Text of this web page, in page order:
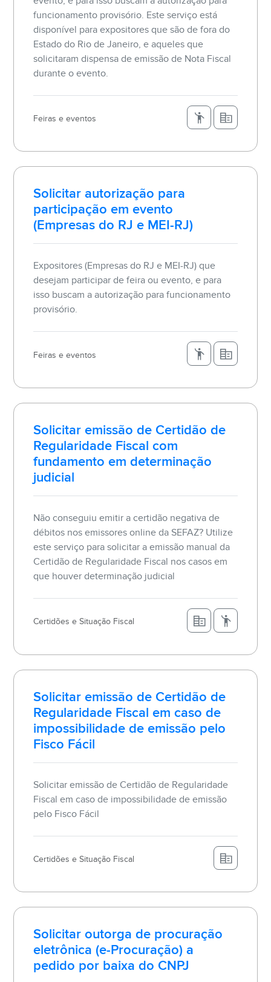
funcionamento provisório. Este serviço está
disponível para expositores que são de fora do
Estado do Rio de Janeiro, e aqueles que
solicitaram dispensa de emissão de Nota Fiscal
durante o evento.
Feiras e eventos
Solicitar autorização para
participação em evento
(Empresas do RJ e MEI-RJ)
Expositores (Empresas do RJ e MEI-RJ) que
desejam participar de feira ou evento, e para
isso buscam a autorização para funcionamento
provisório.
Feiras e eventos
Solicitar emissão de Certidão de
Regularidade Fiscal com
fundamento em determinação
judicial
Não conseguiu emitir a certidão negativa de
débitos nos emissores online da SEFAZ? Utilize
este serviço para solicitar a emissão manual da
Certidão de Regularidade Fiscal nos casos em
que houver determinação judicial
Certidões e Situação Fiscal
Solicitar emissão de Certidão de
Regularidade Fiscal em caso de
impossibilidade de emissão pelo
Fisco Fácil
Solicitar emissão de Certidão de Regularidade
Fiscal em caso de impossibilidade de emissão
pelo Fisco Fácil
Certidões e Situação Fiscal
Solicitar outorga de procuração
eletrônica (e-Procuração) a
pedido por baixa do CNPJ